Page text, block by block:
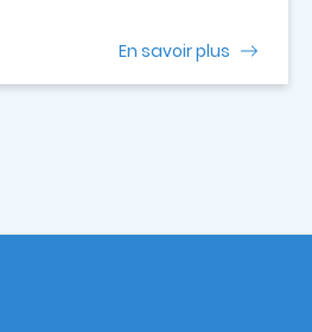
En savoir plus